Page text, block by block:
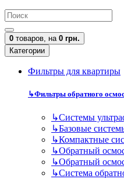
0 товаров, на 0 грн.
Категории
Фильтры для квартиры
↳Фильтры обратного
↳Cистемы
↳Базовые
↳Компактные
↳Обратный
↳Обратный
↳Система